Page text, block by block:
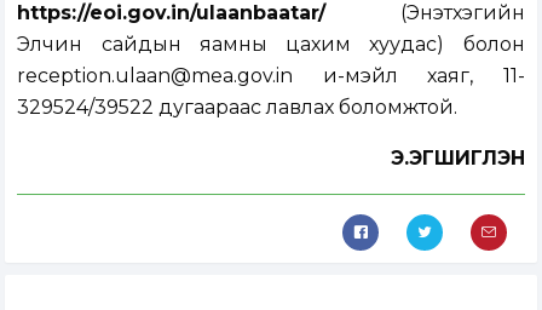
https://eoi.gov.in/ulaanbaatar/(Энэтхэгийн
Элчин сайдын яамны цахим хуудас) болон
reception.ulaan@mea.gov.in и-мэйл хаяг, 11-
329524/39522 дугаараас лавлах боломжтой.
Э.ЭГШИГЛЭН